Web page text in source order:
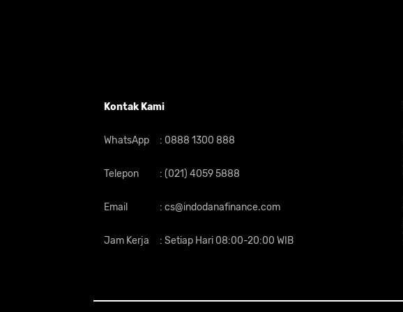
Kontak Kami
WhatsApp : 0888 1300 888
Telepon : (021) 4059 5888
Email : cs@indodanafinance.com
Jam Kerja : Setiap Hari 08:00-20:00 WIB